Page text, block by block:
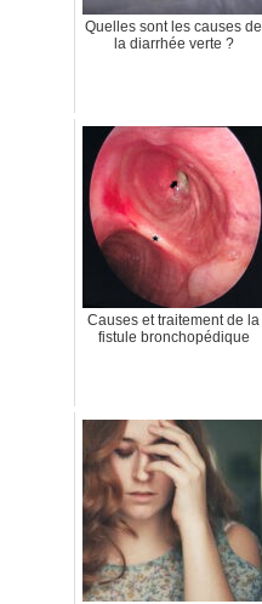
Quelles sont les causes de
la diarrhée verte ?
Causes et traitement de la
fistule bronchopédique